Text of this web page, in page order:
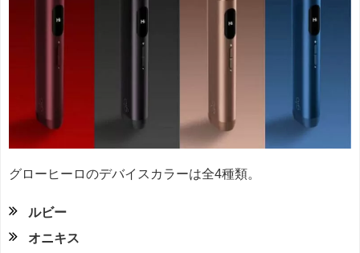
グローヒーロのデバイスカラーは全4種類。
ルビー
オニキス